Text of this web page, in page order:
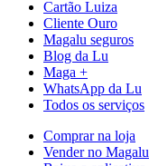
Cartão Luiza
Cliente Ouro
Magalu seguros
Blog da Lu
Maga +
WhatsApp da Lu
Todos os serviços
Comprar na loja
Vender no Magalu